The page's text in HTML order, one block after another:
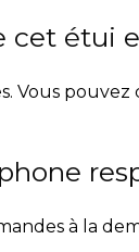
cet étui
Vous
à la